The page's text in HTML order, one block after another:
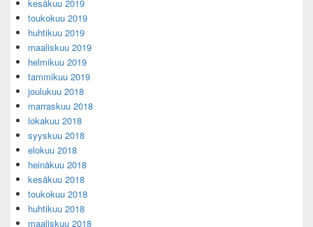
kesäkuu 2019
toukokuu 2019
huhtikuu 2019
maaliskuu 2019
helmikuu 2019
tammikuu 2019
joulukuu 2018
marraskuu 2018
lokakuu 2018
syyskuu 2018
elokuu 2018
heinäkuu 2018
kesäkuu 2018
toukokuu 2018
huhtikuu 2018
maaliskuu 2018